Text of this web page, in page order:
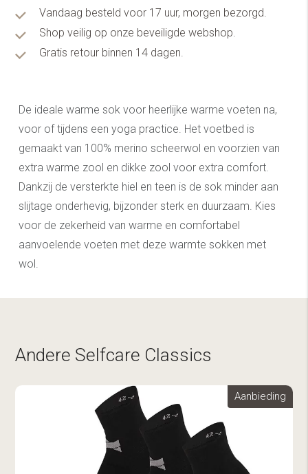
Vandaag besteld voor 17 uur, morgen bezorgd.
Shop veilig op onze beveiligde webshop.
Gratis retour binnen 14 dagen.
De ideale warme sok voor heerlijke warme voeten na,
voor of tijdens een yoga practice. Het voetbed is
gemaakt van 100% merino scheerwol en voorzien van
extra warme zool en dikke zool voor extra comfort.
Dankzij de versterkte hiel en teen is de sok minder aan
slijtage onderhevig, bijzonder sterk en duurzaam. Kies
voor de zekerheid van warme en comfortabel
aanvoelende voeten met deze warmte sokken met
wol.
Andere Selfcare Classics
Aanbieding